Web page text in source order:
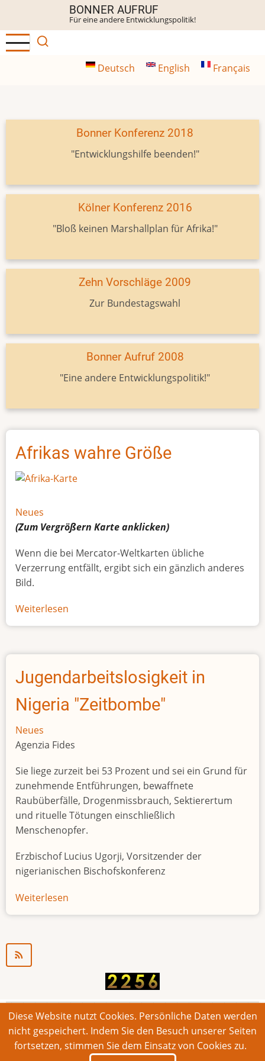
Inhalt
BONNER AUFRUF
Für eine andere Entwicklungspolitik!
Deutsch English Français
Bonner Konferenz 2018
"Entwicklungshilfe beenden!"
Kölner Konferenz 2016
"Bloß keinen Marshallplan für Afrika!"
Zehn Vorschläge 2009
Zur Bundestagswahl
Bonner Aufruf 2008
"Eine andere Entwicklungspolitik!"
Afrikas wahre Größe
Neues
(Zum Vergrößern Karteanklicken)
Wenn die bei Mercator-Weltkarten übliche
Verzerrung entfällt, ergibt sich ein gänzlich anderes
Bild.
Weiterlesen
Afrikas
Größe
Jugendarbeitslosigkeit in
Nigeria "Zeitbombe"
Neues
Agenzia Fides
Sie liege zurzeit bei 53 Prozent und sei ein Grund für
zunehmende Entführungen, bewaffnete
Raubüberfälle, Drogenmissbrauch, Sektierertum
und rituelle Tötungen einschließlich
Menschenopfer.
Erzbischof Lucius Ugorji, Vorsitzender der
nigerianischen Bischofskonferenz
Weiterlesen
Jugendarbeitslosigkeit
© 2026 Bonner Aufruf. Alle Rechte vorbehalten.
Footer
Impressum Kontakt Intern
Diese Website nutzt Cookies. Persönliche Daten werden
nicht gespeichert. Indem Sie den Besuch unserer Seiten
fortsetzen, stimmen Sie dem Einsatz von Cookies zu.